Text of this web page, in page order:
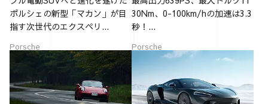
ポルシェの新型「マカン」が目
指す次世代のエクスペリ...
Porsche
30Nm、0-100km/hの加速は3.3
秒！...
Porsche